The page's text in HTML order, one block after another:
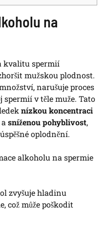
na
kvalitu spermií
mužskou plodnost.
narušuje proces
spermií v těle muže. Tato
nízkou koncentraci
a sníženou pohyblivost,
oplodnění.
alkoholu na spermie
zvyšuje hladinu
což může poškodit